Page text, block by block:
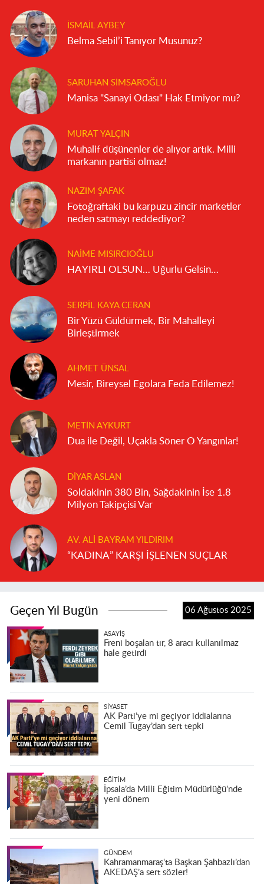
İSMAIL AYBEY
Belma Sebil’i Tanıyor Musunuz?
SARUHAN SIMSAROĞLU
Manisa "Sanayi Odası" Hak Etmiyor mu?
MURAT YALÇIN
Muhalif düşünenler de alıyor artık. Milli
markanın partisi olmaz!
NAZIM ŞAFAK
Fotoğraftaki bu karpuzu zincir marketler
neden satmayı reddediyor?
NAIME MISIRCIOĞLU
HAYIRLI OLSUN… Uğurlu Gelsin…
SERPIL KAYA CERAN
Bir Yüzü Güldürmek, Bir Mahalleyi
Birleştirmek
AHMET ÜNSAL
Mesir, Bireysel Egolara Feda Edilemez!
METIN AYKURT
Dua ile Değil, Uçakla Söner O Yangınlar!
DIYAR ASLAN
Soldakinin 380 Bin, Sağdakinin İse 1.8
Milyon Takipçisi Var
AV. ALI BAYRAM YILDIRIM
“KADINA” KARŞI İŞLENEN SUÇLAR
Geçen Yıl Bugün 06 Ağustos 2025
ASAYIŞ
Freni boşalan tır, 8 aracı kullanılmaz
hale getirdi
SIYASET
AK Parti’ye mi geçiyor iddialarına
Cemil Tugay’dan sert tepki
EĞITIM
İpsala’da Milli Eğitim Müdürlüğü’nde
yeni dönem
GÜNDEM
Kahramanmaraş'ta Başkan Şahbazlı’dan
AKEDAŞ’a sert sözler!